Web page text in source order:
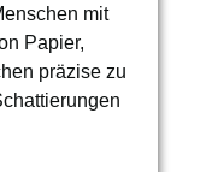
mit
Papier,
präzise zu